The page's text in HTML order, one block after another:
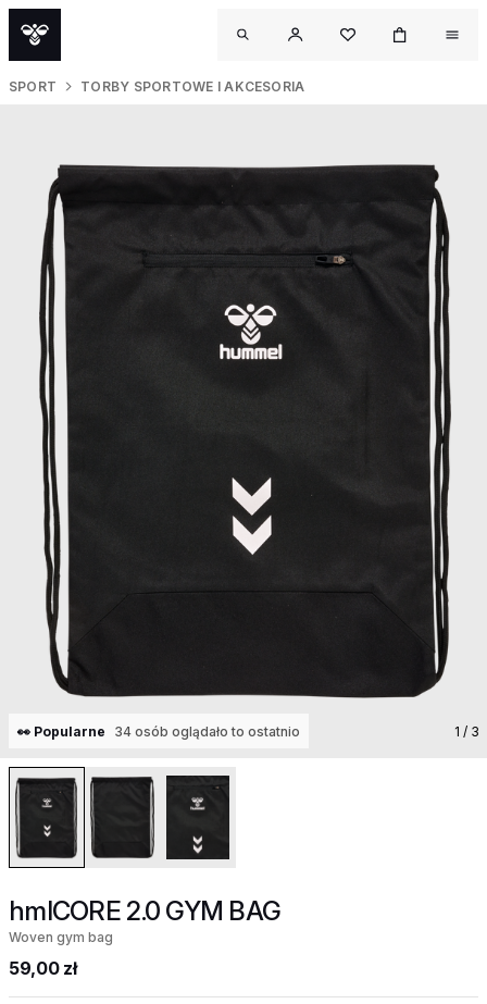
SPORT TORBY SPORTOWE I AKCESORIA
👀 Popularne 34 osób oglądało to ostatnio 1 / 3
hmlCORE 2.0 GYM BAG
Woven gym bag
59,00 zł